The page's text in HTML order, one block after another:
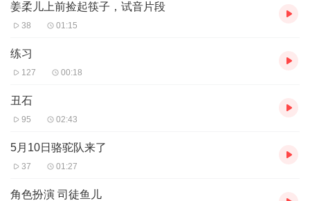
姜柔儿上前捡起筷子，试音片段
38 01:15
练习
127 00:18
丑石
95 02:43
5月10日骆驼队来了
37 01:27
角色扮演 司徒鱼儿